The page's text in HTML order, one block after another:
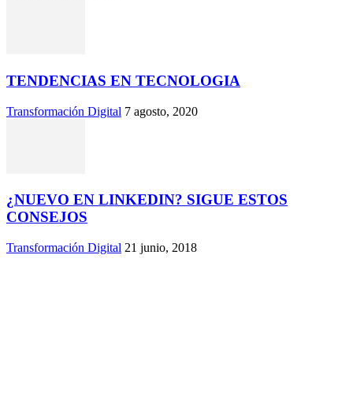
TENDENCIAS EN TECNOLOGIA
Transformación Digital 7 agosto, 2020
¿NUEVO EN LINKEDIN? SIGUE ESTOS
CONSEJOS
Transformación Digital 21 junio, 2018